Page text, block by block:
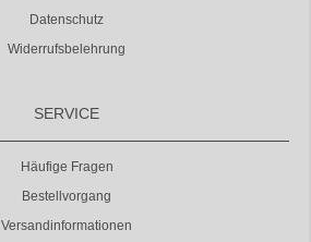
Datenschutz
Widerrufsbelehrung
SERVICE
Häufige Fragen
Bestellvorgang
Versandinformationen